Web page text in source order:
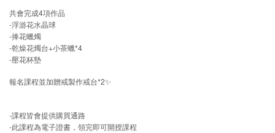
共會完成4項作品
-浮游花水晶球
-捧花蠟燭
-乾燥花燭台+小茶蠟*4
-壓花杯墊
報名課程並加贈戒製作戒台*2✨
-課程皆會提供購買通路
-此課程為電子證書，領完即可開授課程